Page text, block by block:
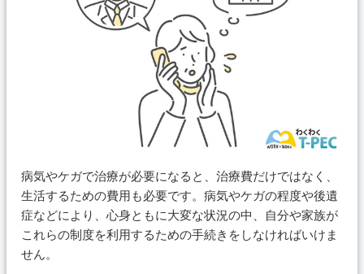
病気やケガで治療が必要になると、治療費だけではなく、
生活するための費用も必要です。病気やケガの程度や後遺
症などにより、心身ともに大変な状況の中、自分や家族が
これらの制度を利用するための手続きをしなければいけま
せん。